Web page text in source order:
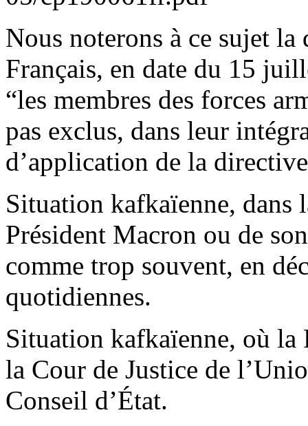
Nous noterons à ce sujet
Français, en date du 15
“les membres des forces
pas exclus, dans leur
d’application de la
Situation kafkaïenne, dans
Président Macron ou de
comme trop souvent, en
quotidiennes.
Situation kafkaïenne, où la
la Cour de Justice de
Conseil d’État.